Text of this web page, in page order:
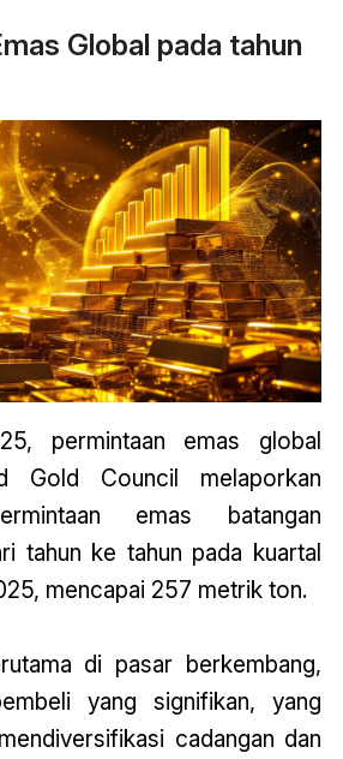
Global pada tahun
permintaan emas global
Gold Council melaporkan
emas batangan
tahun ke tahun pada kuartal
mencapai 257 metrik ton.
di pasar berkembang,
yang signifikan, yang
cadangan dan